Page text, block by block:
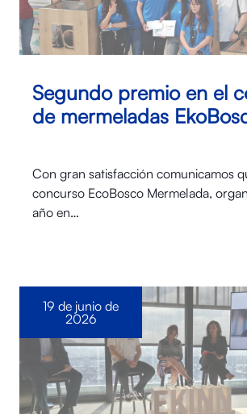
Segundo premio en el
de mermeladas
Con gran satisfacción comunicamos
concurso EcoBosco Mermelada,
año en…
19 de junio de
2026